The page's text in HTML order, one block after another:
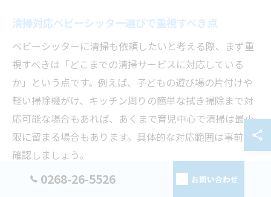
清掃対応ベビーシッター選びで重視すべき点
ベビーシッターに清掃も依頼したいと考える際、まず重
視すべきは「どこまでの清掃サービスに対応している
か」という点です。例えば、子どもの遊び場の片付けや
軽い掃除機がけ、キッチン周りの簡単な拭き掃除まで対
応可能な場合もあれば、あくまで育児中心で清掃は最小
限に留まる場合もあります。具体的な対応範囲は事前に
確認しましょう。
次に重要なのは、ベビーシッターの清掃スキルや経験で
0268-26-5526 お問い合わせ